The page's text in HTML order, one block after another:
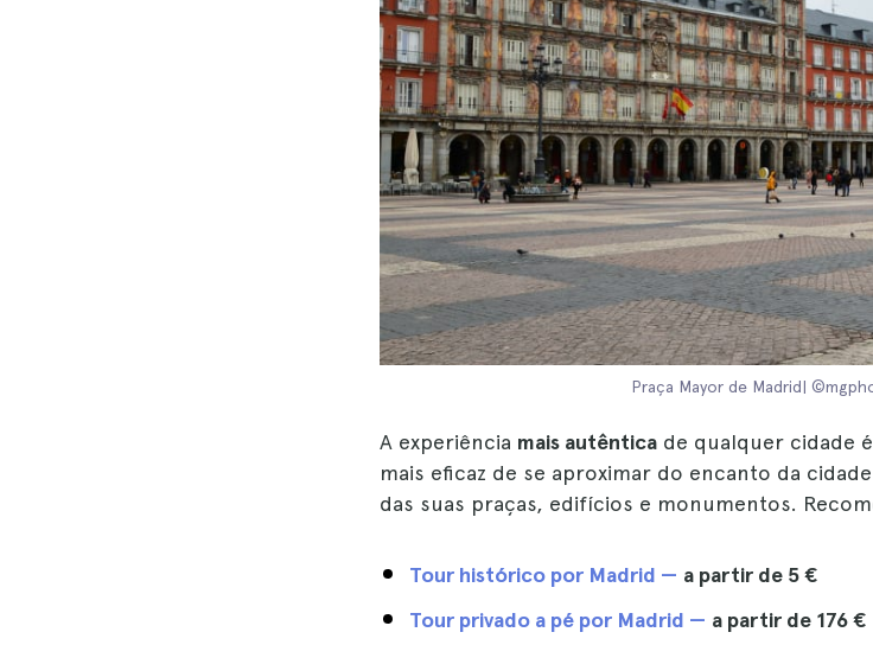
Praça Mayor de Madrid|
A experiência mais autêntica de qualquer cidade
mais eficaz de se aproximar do encanto da
das suas praças, edifícios e monumentos.
Tour histórico por Madrid — a partir de 5 €
Tour privado a pé por Madrid — a partir de 176 €